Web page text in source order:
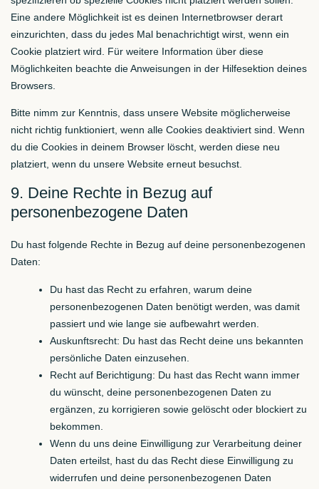
Eine andere Möglichkeit ist es deinen Internetbrowser derart
einzurichten, dass du jedes Mal benachrichtigt wirst, wenn ein
Cookie platziert wird. Für weitere Information über diese
Möglichkeiten beachte die Anweisungen in der Hilfesektion deines
Browsers.
Bitte nimm zur Kenntnis, dass unsere Website möglicherweise
nicht richtig funktioniert, wenn alle Cookies deaktiviert sind. Wenn
du die Cookies in deinem Browser löscht, werden diese neu
platziert, wenn du unsere Website erneut besuchst.
9. Deine Rechte in Bezug auf
personenbezogene Daten
Du hast folgende Rechte in Bezug auf deine personenbezogenen
Daten:
Du hast das Recht zu erfahren, warum deine
personenbezogenen Daten benötigt werden, was damit
passiert und wie lange sie aufbewahrt werden.
Auskunftsrecht: Du hast das Recht deine uns bekannten
persönliche Daten einzusehen.
Recht auf Berichtigung: Du hast das Recht wann immer
du wünscht, deine personenbezogenen Daten zu
ergänzen, zu korrigieren sowie gelöscht oder blockiert zu
bekommen.
Wenn du uns deine Einwilligung zur Verarbeitung deiner
Daten erteilst, hast du das Recht diese Einwilligung zu
widerrufen und deine personenbezogenen Daten